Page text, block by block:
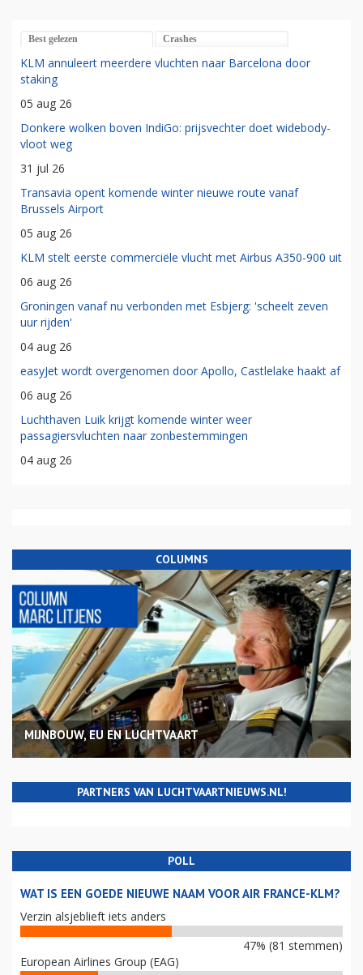
Best gelezen Crashes
KLM annuleert meerdere vluchten naar Barcelona door
staking
05 aug 26
Donkere wolken boven IndiGo: prijsvechter doet widebody-
vloot weg
31 jul 26
Transavia opent komende winter nieuwe route vanaf
Brussels Airport
05 aug 26
KLM stelt eerste commerciële vlucht met Airbus A350-900 uit
06 aug 26
Groningen vanaf nu verbonden met Esbjerg: 'scheelt zeven
uur rijden'
04 aug 26
easyJet wordt overgenomen door Apollo, Castlelake haakt af
06 aug 26
Luchthaven Luik krijgt komende winter weer
passagiersvluchten naar zonbestemmingen
04 aug 26
COLUMNS
MIJNBOUW, EU EN LUCHTVAART
PARTNERS VAN LUCHTVAARTNIEUWS.NL!
POLL
WAT IS EEN GOEDE NIEUWE NAAM VOOR AIR FRANCE-KLM?
Verzin alsjeblieft iets anders
47% (81 stemmen)
European Airlines Group (EAG)